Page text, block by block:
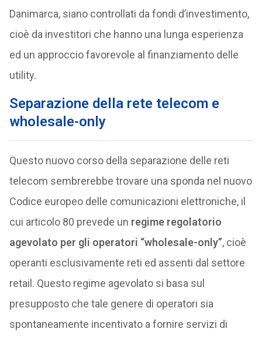
Danimarca, siano controllati da fondi d’investimento,
cioè da investitori che hanno una lunga esperienza
ed un approccio favorevole al finanziamento delle
utility.
Separazione della rete telecom e
wholesale-only
Questo nuovo corso della separazione delle reti
telecom sembrerebbe trovare una sponda nel nuovo
Codice europeo delle comunicazioni elettroniche, il
cui articolo 80 prevede un regime regolatorio
agevolato per gli operatori “wholesale-only”, cioè
operanti esclusivamente reti ed assenti dal settore
retail. Questo regime agevolato si basa sul
presupposto che tale genere di operatori sia
spontaneamente incentivato a fornire servizi di